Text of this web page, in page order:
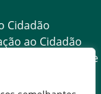
Cidadão
ao Cidadão
Sociais de Saúde